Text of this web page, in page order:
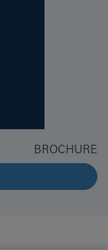
BROCHURE